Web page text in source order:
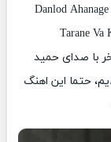
Danlod
Tarane Va
با صدای حمید
حتما این اهنگ